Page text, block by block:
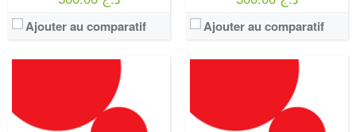
Ajouter au comparatif Ajouter au comparatif
Ooredoo
Ooredoo Dima Pro 2000
Prix:
Ooredoo
Ooredoo Dima Pro 2000
Prix: